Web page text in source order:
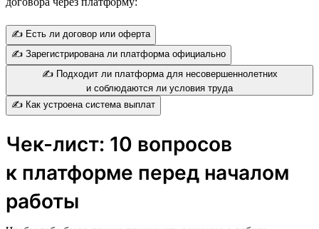
✍️ Есть ли договор или оферта
✍️ Зарегистрирована ли платформа официально
✍️ Подходит ли платформа для несовершеннолетних
и соблюдаются ли условия труда
✍️ Как устроена система выплат
Чек-лист: 10 вопросов
к платформе перед началом
работы